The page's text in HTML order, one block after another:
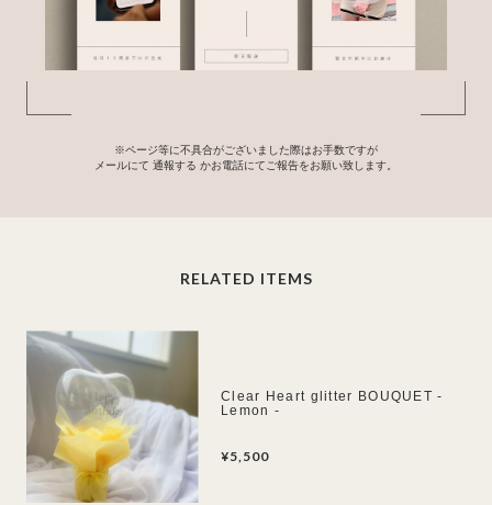
※ページ等に不具合がございました際はお手数ですが
メールにて 通報する かお電話にてご報告をお願い致します。
RELATED ITEMS
Clear Heart glitter BOUQUET -
Lemon -
¥5,500